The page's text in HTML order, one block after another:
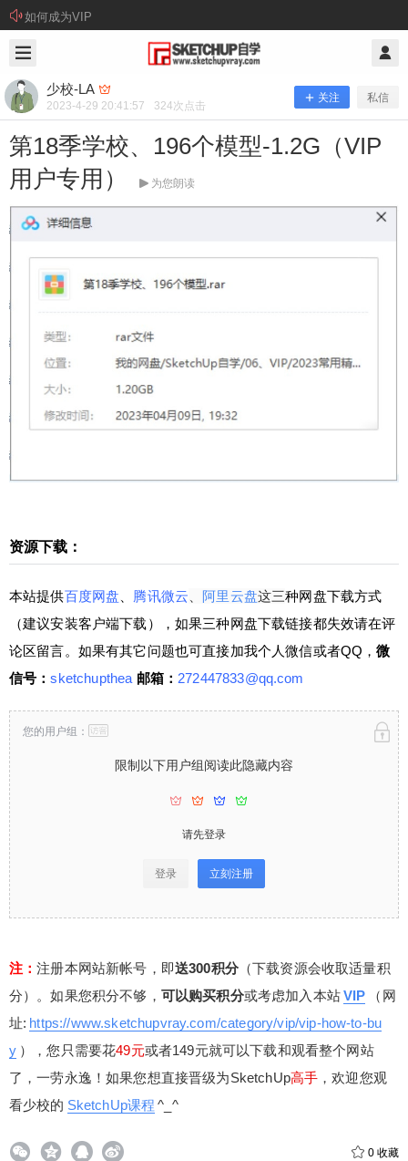
如何成为VIP
少校-LA
2023-4-29 20:41:57 324次点击
关注 私信
第18季学校、196个模型-1.2G（VIP
用户专用）
为您朗读
资源下载：
本站提供百度网盘 腾讯微云 阿里云盘这三种网盘下载方式
（建议安装客户端下载），如果三种网盘下载链接都失效请在评
论区留言。如果有其它问题也可直接加我个人微信或者QQ，微
信号：sketchupthea 邮箱： 272447833@qq.com
限制以下用户组阅读此隐藏内容
请先登录
登录 立刻注册
您的用户组：
注：注册本网站新帐号，即送300积分（下载资源会收取适量积
分）。如果您积分不够， 可以购买积分或考虑加入本站VIP
（网
址: https://www.sketchupvray.com/category/vip/vip-how-to-bu
y ），您只需要花49元或者149元就可以下载和观看整个网站
了，一劳永逸！如果您想直接晋级为SketchUp高手 ，欢迎您观
看少校的 SketchUp课程 ^_^
0 收藏
少校-LA @ SketchUp自学
第18季学校、196个模型-1.2G（VIP用
户专用）
资源下载： 本站提供百度网盘、腾讯微云、阿里云
盘这三种网盘下载方式（建议安装客户端下载），
积分（下载资源会收取适量积分）。如果您积分不
s://www.sketchupvray.com/category/vip/vip-how-to-
buy），您只需要花49元或者149元就可以下载和观
看整个网站了，一劳永逸！如果您想直接晋级为Sk
etchUp高手，欢迎您观看少校的SketchUp课程^_^
扫描二维码继续阅读